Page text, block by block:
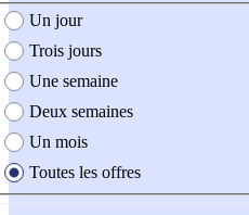
création de l'offre
Un jour
Trois jours
Une semaine
Deux semaines
Un mois
Toutes les offres